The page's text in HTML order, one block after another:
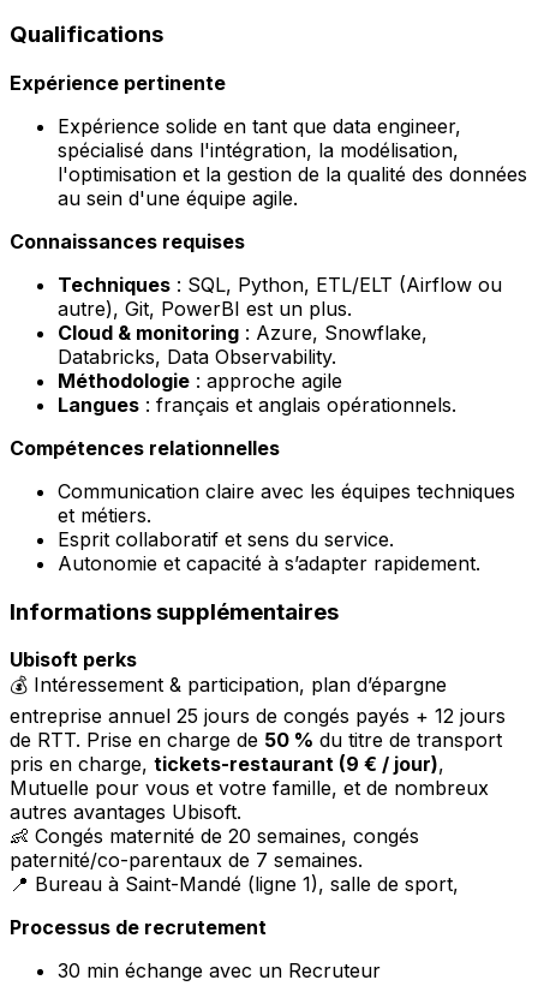
Qualifications
Expérience pertinente
Expérience solide en tant que data engineer,
spécialisé dans l'intégration, la modélisation,
l'optimisation et la gestion de la qualité des données
au sein d'une équipe agile.
Connaissances requises
Techniques : SQL, Python, ETL/ELT (Airflow ou
autre), Git, PowerBI est un plus.
Cloud & monitoring : Azure, Snowflake,
Databricks, Data Observability.
Méthodologie : approche agile
Langues : français et anglais opérationnels.
Compétences relationnelles
Communication claire avec les équipes techniques
et métiers.
Esprit collaboratif et sens du service.
Autonomie et capacité à s’adapter rapidement.
Informations supplémentaires
Ubisoft perks
💰 Intéressement & participation, plan d’épargne
entreprise annuel 25 jours de congés payés + 12 jours
de RTT. Prise en charge de 50 % du titre de transport
pris en charge, tickets-restaurant (9 € / jour),
Mutuelle pour vous et votre famille, et de nombreux
autres avantages Ubisoft.
👶 Congés maternité de 20 semaines, congés
paternité/co-parentaux de 7 semaines.
📍 Bureau à Saint-Mandé (ligne 1), salle de sport,
Processus de recrutement
30 min échange avec un Recruteur